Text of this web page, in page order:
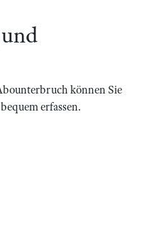
können Sie
erfassen.